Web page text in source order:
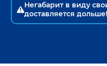
Негабарит в виду
доставляется дольше!